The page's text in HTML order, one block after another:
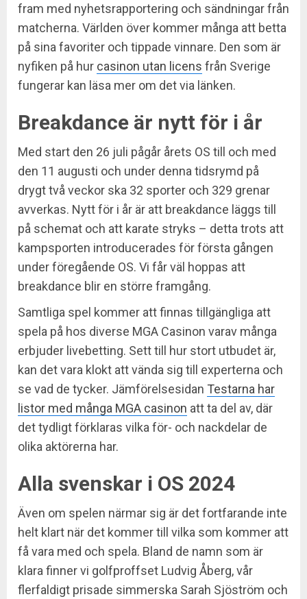
fram med nyhetsrapportering och sändningar från
matcherna. Världen över kommer många att betta
på sina favoriter och tippade vinnare. Den som är
nyfiken på hur casinon utan licens från Sverige
fungerar kan läsa mer om det via länken.
Breakdance är nytt för i år
Med start den 26 juli pågår årets OS till och med
den 11 augusti och under denna tidsrymd på
drygt två veckor ska 32 sporter och 329 grenar
avverkas. Nytt för i år är att breakdance läggs till
på schemat och att karate stryks – detta trots att
kampsporten introducerades för första gången
under föregående OS. Vi får väl hoppas att
breakdance blir en större framgång.
Samtliga spel kommer att finnas tillgängliga att
spela på hos diverse MGA Casinon varav många
erbjuder livebetting. Sett till hur stort utbudet är,
kan det vara klokt att vända sig till experterna och
se vad de tycker. Jämförelsesidan Testarna har
listor med många MGA casinon att ta del av, där
det tydligt förklaras vilka för- och nackdelar de
olika aktörerna har.
Alla svenskar i OS 2024
Även om spelen närmar sig är det fortfarande inte
helt klart när det kommer till vilka som kommer att
få vara med och spela. Bland de namn som är
klara finner vi golfproffset Ludvig Åberg, vår
flerfaldigt prisade simmerska Sarah Sjöström och